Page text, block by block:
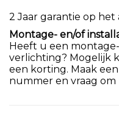
2 Jaar garantie op
Montage- en/of
Heeft u een
verlichting? Mogelijk
een korting. Maak een
nummer en vraag